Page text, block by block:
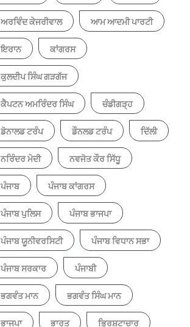
ਅਰਵਿੰਦ ਕੇਜਰੀਵਾਲ ਆਮ ਆਦਮੀ ਪਾਰਟੀ
ਇਰਾਨ ਕਾਂਗਰਸ
ਕੁਲਦੀਪ ਸਿੰਘ ਗੜਗੱਜ
ਕੈਪਟਨ ਅਮਰਿੰਦਰ ਸਿੰਘ ਚੰਡੀਗੜ੍ਹ
ਡੋਨਾਲਡ ਟਰੰਪ ਡੌਨਲਡ ਟਰੰਪ ਦਿੱਲੀ
ਨਰਿੰਦਰ ਮੋਦੀ ਨਵਜੋਤ ਕੌਰ ਸਿੱਧੂ
ਪੰਜਾਬ ਪੰਜਾਬ ਕਾਂਗਰਸ
ਪੰਜਾਬ ਪੁਲਿਸ ਪੰਜਾਬ ਭਾਜਪਾ
ਪੰਜਾਬ ਯੂਨੀਵਰਸਿਟੀ ਪੰਜਾਬ ਵਿਧਾਨ ਸਭਾ
ਪੰਜਾਬ ਸਰਕਾਰ ਪੰਜਾਬੀ
ਭਗਵੰਤ ਮਾਨ ਭਗਵੰਤ ਸਿੰਘ ਮਾਨ
ਭਾਜਪਾ ਭਾਰਤ ਭ੍ਰਿਸ਼ਟਾਚਾਰ